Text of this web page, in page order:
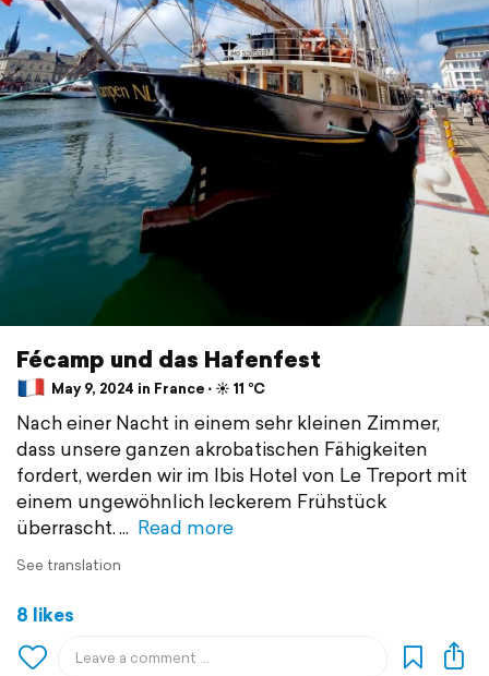
Fécamp und das Hafenfest
May 9, 2024 in France ⋅ ☀️ 11 °C
Nach einer Nacht in einem sehr kleinen Zimmer,
dass unsere ganzen akrobatischen Fähigkeiten
fordert, werden wir im Ibis Hotel von Le Treport mit
einem ungewöhnlich leckerem Frühstück
überrascht.
Read more
See translation
8 likes